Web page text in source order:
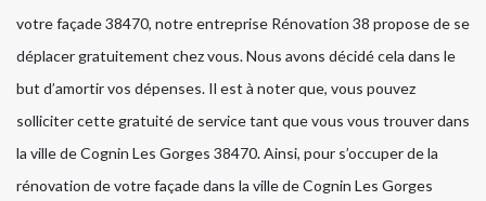
votre façade 38470, notre entreprise Rénovation 38 propose de se
déplacer gratuitement chez vous. Nous avons décidé cela dans le
but d’amortir vos dépenses. Il est à noter que, vous pouvez
solliciter cette gratuité de service tant que vous vous trouver dans
la ville de Cognin Les Gorges 38470. Ainsi, pour s’occuper de la
rénovation de votre façade dans la ville de Cognin Les Gorges